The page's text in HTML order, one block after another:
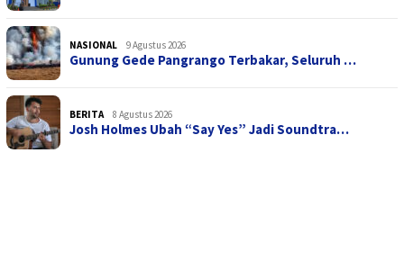
NASIONAL 9 Agustus 2026
Gunung Gede Pangrango Terbakar, Seluruh …
BERITA 8 Agustus 2026
Josh Holmes Ubah “Say Yes” Jadi Soundtra…